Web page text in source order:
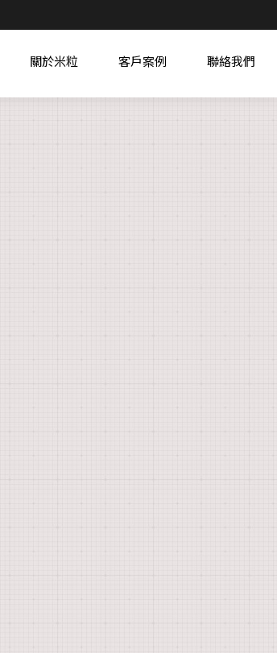
聯絡我們
客戶案例
關於米粒